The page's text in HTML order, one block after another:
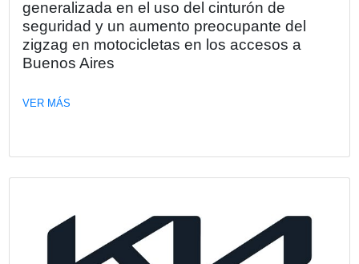
VER MÁS
Fecha publicación: 17-06-2026